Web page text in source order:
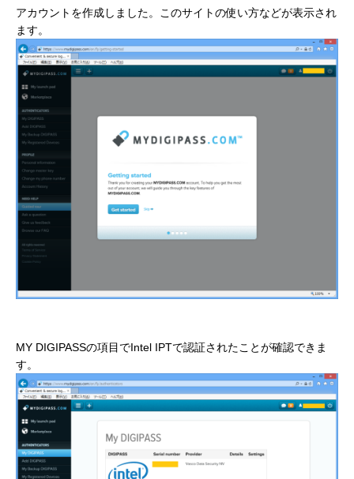
アカウントを作成しました。このサイトの使い方などが表示され
ます。
MY DIGIPASSの項目でIntel IPTで認証されたことが確認できま
す。